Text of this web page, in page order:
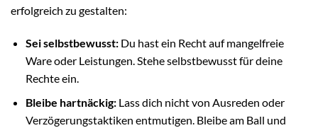
erfolgreich zu gestalten:
Sei selbstbewusst:Du hast ein Recht auf mangelfreie
Ware oder Leistungen. Stehe selbstbewusst für deine
Rechte ein.
Bleibe hartnäckig:Lass dich nicht von Ausreden oder
Verzögerungstaktiken entmutigen. Bleibe am Ball und